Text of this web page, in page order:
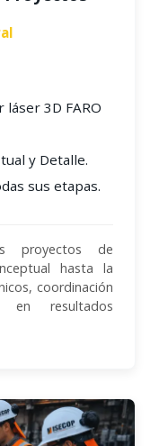
3D FARO
y Detalle.
sus etapas.
proyectos de
hasta la
coordinación
en resultados